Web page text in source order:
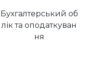
Бухгалтерський об
лік та оподаткуван
ня